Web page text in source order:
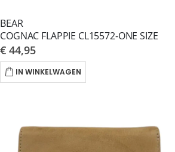
BEAR
COGNAC FLAPPIE CL15572-ONE SIZE
€ 44,95
IN WINKELWAGEN